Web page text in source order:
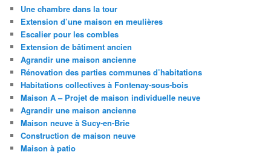
Une chambre dans la tour
Extension d’une maison en meulières
Escalier pour les combles
Extension de bâtiment ancien
Agrandir une maison ancienne
Rénovation des parties communes d’habitations
Habitations collectives à Fontenay-sous-bois
Maison A – Projet de maison individuelle neuve
Agrandir une maison ancienne
Maison neuve à Sucy-en-Brie
Construction de maison neuve
Maison à patio